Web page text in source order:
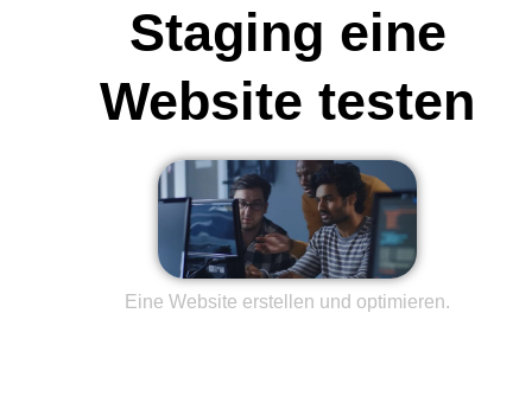
Staging eine
Website testen
Eine Website erstellen und optimieren.